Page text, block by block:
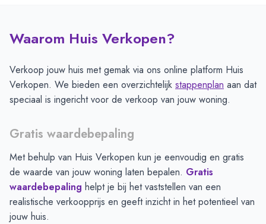
Waarom Huis Verkopen?
Verkoop jouw huis met gemak via ons online platform Huis
Verkopen. We bieden een overzichtelijk stappenplan aan dat
speciaal is ingericht voor de verkoop van jouw woning.
Gratis waardebepaling
Met behulp van Huis Verkopen kun je eenvoudig en gratis
de waarde van jouw woning laten bepalen. Gratis
waardebepaling helpt je bij het vaststellen van een
realistische verkoopprijs en geeft inzicht in het potentieel van
jouw huis.